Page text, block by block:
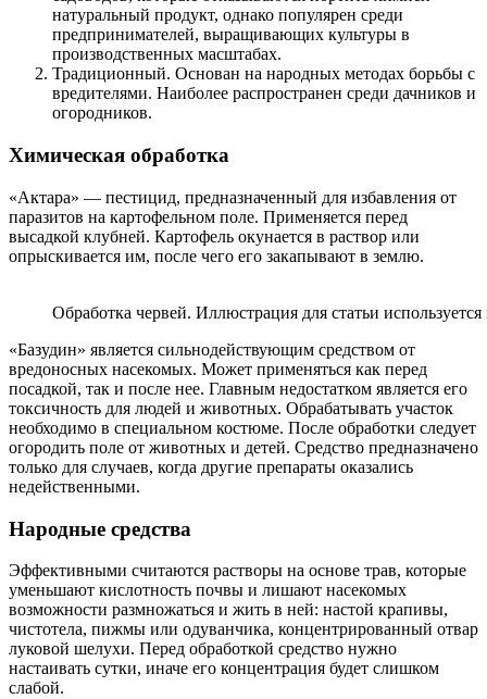
натуральный продукт, однако популярен среди
предпринимателей, выращивающих культуры в
производственных масштабах.
Традиционный. Основан на народных методах борьбы с
вредителями. Наиболее распространен среди дачников и
огородников.
Химическая обработка
«Актара» — пестицид, предназначенный для избавления от
паразитов на картофельном поле. Применяется перед
высадкой клубней. Картофель окунается в раствор или
опрыскивается им, после чего его закапывают в землю.
Обработка червей. Иллюстрация для статьи
«Базудин» является сильнодействующим средством от
вредоносных насекомых. Может применяться как перед
посадкой, так и после нее. Главным недостатком является его
токсичность для людей и животных. Обрабатывать участок
необходимо в специальном костюме. После обработки следует
огородить поле от животных и детей. Средство предназначено
только для случаев, когда другие препараты оказались
недейственными.
Народные средства
Эффективными считаются растворы на основе трав, которые
уменьшают кислотность почвы и лишают насекомых
возможности размножаться и жить в ней: настой крапивы,
чистотела, пижмы или одуванчика, концентрированный отвар
луковой шелухи. Перед обработкой средство нужно
настаивать сутки, иначе его концентрация будет слишком
слабой.